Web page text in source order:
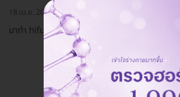
18 เม.ย. 2020
มาทำ hifu และ ฉีดคางกับคุณหมอเจลลี่ ชอบมา
ดูรีวิวทั้งหมด